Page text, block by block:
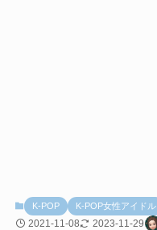
K-POP K-POP女性アイドル
2021-11-08 2023-11-29